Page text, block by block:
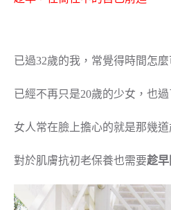
已過32歲的我，常覺得時間怎
已經不再只是20歲的少女，也
女人常在臉上擔心的就是那幾道
對於肌膚抗初老保養也需要趁